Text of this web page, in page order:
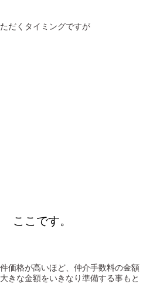
だくタイミングですが
ここです。
価格が高いほど、仲介手数料の金額
きな金額をいきなり準備する事もと